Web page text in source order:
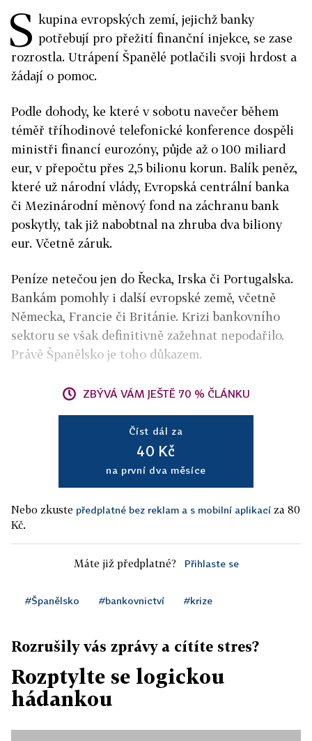
S kupina evropských zemí, jejichž banky
potřebují pro přežití finanční injekce, se zase
rozrostla. Utrápení Španělé potlačili svoji hrdost a
žádají o pomoc.
Podle dohody, ke které v sobotu navečer během
téměř tříhodinové telefonické konference dospěli
ministři financí eurozóny, půjde až o 100 miliard
eur, v přepočtu přes 2,5 bilionu korun. Balík peněz,
které už národní vlády, Evropská centrální banka
či Mezinárodní měnový fond na záchranu bank
poskytly, tak již nabobtnal na zhruba dva biliony
eur. Včetně záruk.
Peníze netečou jen do Řecka, Irska či Portugalska.
Bankám pomohly i další evropské země, včetně
Německa, Francie či Británie. Krizi bankovního
sektoru se však definitivně zažehnat nepodařilo.
Právě Španělsko je toho důkazem.
ZBÝVÁ VÁM JEŠTĚ 70 % ČLÁNKU
Číst dál za
40 Kč
na první dva měsíce
Nebo zkuste předplatné bez reklam a s mobilní aplikací za 80
Kč.
Máte již předplatné? Přihlaste se
#Španělsko #bankovnictví #krize
Rozrušily vás zprávy a cítíte stres?
Rozptylte se logickou
hádankou